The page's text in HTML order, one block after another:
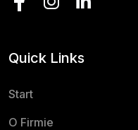
Quick Links
Start
O Firmie